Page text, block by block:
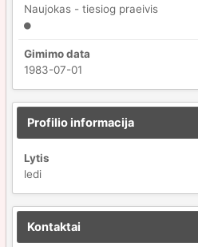
Naujokas - tiesiog praeivis
Gimimo data
1983-07-01
Profilio informacija
Lytis
ledi
Kontaktai